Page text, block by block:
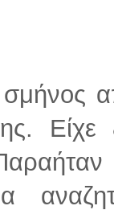
Είχε